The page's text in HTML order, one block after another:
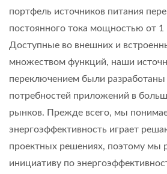
портфель источников питания
постоянного тока мощностью от 1
Доступные во внешних и
множеством функций, наши
переключением были разработаны
потребностей приложений в
рынков. Прежде всего, мы
энергоэффективность играет
проектных решениях, поэтому мы
инициативу по